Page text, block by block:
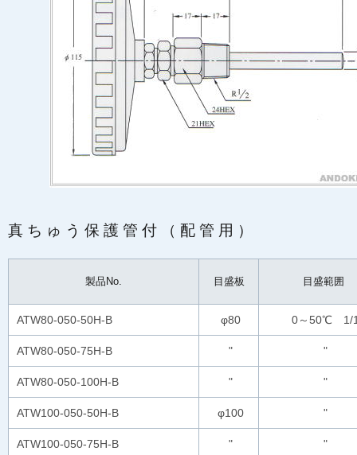
真ちゅう保護管付（配管用）
製品No. 目盛板 目盛範囲
ATW80-050-50H-B φ80 0～50℃ 1/
ATW80-050-75H-B " "
ATW80-050-100H-B " "
ATW100-050-50H-B φ100 "
ATW100-050-75H-B " "